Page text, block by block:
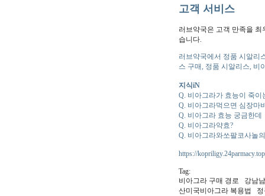
고객 서비스
러브약국은 고객 만족을
습니다.
러브약국에서 정품 시알리
스 구매, 정품 시알리스, 비
지식iN
Q. 비아그라가 효능이 죽이
Q. 비아그라먹으면 심장마
Q. 비아그라 효능 궁금한데
Q. 비아그라약효?
Q. 비아그라와쏘팔코사놀
https://kopriligy.24parmacy.top
Tag:
비아그라 구매 경로 강남
산미국비아그라 복용법